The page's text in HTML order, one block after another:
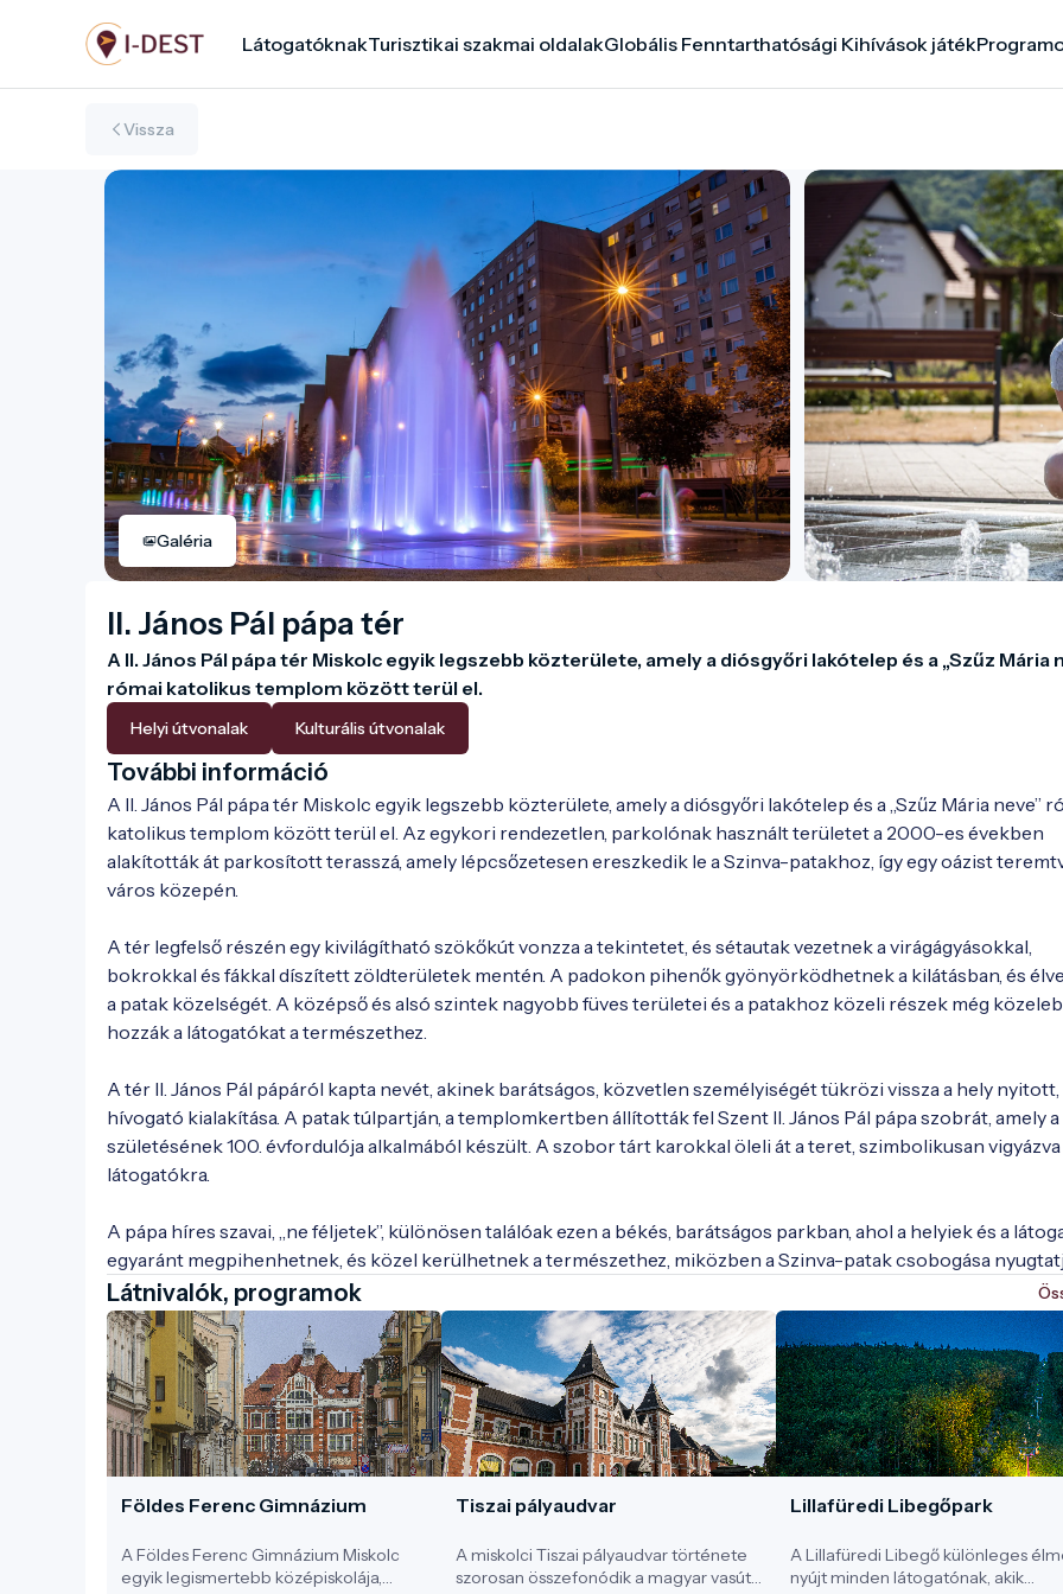
tartalomra
LátogatóknakTurisztikai szakmai oldalakGlobális Fenntarthatósági Kihívások játék
Vissza
Galéria
II. János Pál pápa tér
A II. János Pál pápa tér Miskolc egyik legszebb közterülete, amely a diósgyőri lakótelep és a „Szűz Mária
római katolikus templom között terül el.
Helyi útvonalak Kulturális útvonalak
További információ
A II. János Pál pápa tér Miskolc egyik legszebb közterülete, amely a diósgyőri lakótelep és a „Szűz Mária neve”
katolikus templom között terül el. Az egykori rendezetlen, parkolónak használt területet a 2000-es években
alakították át parkosított terasszá, amely lépcsőzetesen ereszkedik le a Szinva-patakhoz, így egy oázist
város közepén.
A tér legfelső részén egy kivilágítható szökőkút vonzza a tekintetet, és sétautak vezetnek a virágágyásokkal,
bokrokkal és fákkal díszített zöldterületek mentén. A padokon pihenők gyönyörködhetnek a kilátásban, és
a patak közelségét. A középső és alsó szintek nagyobb füves területei és a patakhoz közeli részek még
hozzák a látogatókat a természethez.
A tér II. János Pál pápáról kapta nevét, akinek barátságos, közvetlen személyiségét tükrözi vissza a hely nyitott,
hívogató kialakítása. A patak túlpartján, a templomkertben állították fel Szent II. János Pál pápa szobrát, amely a
születésének 100. évfordulója alkalmából készült. A szobor tárt karokkal öleli át a teret, szimbolikusan vigyázva
látogatókra.
A pápa híres szavai, „ne féljetek”, különösen találóak ezen a békés, barátságos parkban, ahol a helyiek és a
Látnivalók, programok
Földes Ferenc Gimnázium
A Földes Ferenc Gimnázium Miskolc
egyik legismertebb középiskolája,
Tiszai pályaudvar
A miskolci Tiszai pályaudvar története
szorosan összefonódik a magyar vasút
Lillafüredi Libegőpark
A Lillafüredi Libegő különleges
nyújt minden látogatónak, akik